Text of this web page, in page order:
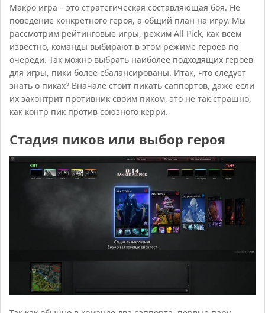
Макро игра – это стратегическая составляющая боя. Не
поведение конкретного героя, а общий план на игру. Мы
рассмотрим рейтинговые игры, режим All Pick, как всем
известно, команды выбирают в этом режиме героев по
очереди. Так можно выбрать наиболее подходящих героев
для игры, пики более сбалансированы. Итак, что следует
знать о пиках? Вначале стоит пикать саппортов, даже если
их законтрит противник своим пиком, это не так страшно,
как контр пик против союзного керри.
Стадия пиков или выбор героя